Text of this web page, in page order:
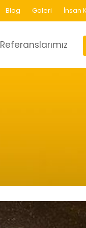
Blog Galeri İnsan
Referanslarımız